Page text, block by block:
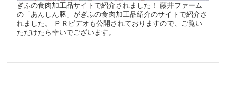
ぎふの食肉加工品サイトで紹介されました！ 藤井ファーム
の「あんしん豚」がぎふの食肉加工品紹介のサイトで紹介さ
れました。 ＰＲビデオも公開されておりますので、ご覧い
ただけたら幸いでございます。